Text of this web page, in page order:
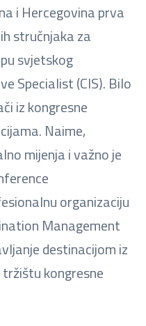
i Hercegovina prva
stručnjaka za
svjetskog
Specialist (CIS). Bilo
iz kongresne
Naime,
mijenja i važno je
organizaciju
Management
destinacijom iz
kongresne